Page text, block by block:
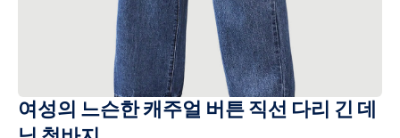
여성의 느슨한 캐주얼 버튼 직선 다리 긴 데